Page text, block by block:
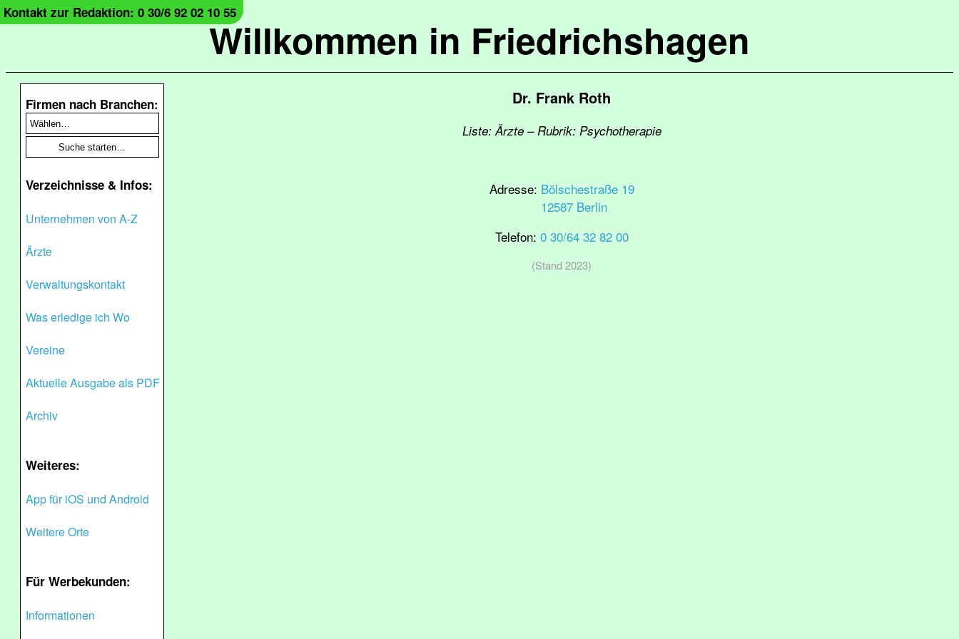
Willkommen in Friedrichshagen
Kontakt zur Redaktion: 0 30/6 92 02 10 55
Firmen nach Branchen:
Verzeichnisse & Infos:
Unternehmen von A-Z
Ärzte
Verwaltungskontakt
Was erledige ich Wo
Vereine
Aktuelle Ausgabe als PDF
Archiv
Weiteres:
App für iOS und Android
Weitere Orte
Für Werbekunden:
Informationen
Dr. Frank Roth
Liste: Ärzte – Rubrik: Psychotherapie
Adresse: Bölschestraße 19
12587 Berlin
Telefon: 0 30/64 32 82 00
(Stand 2023)